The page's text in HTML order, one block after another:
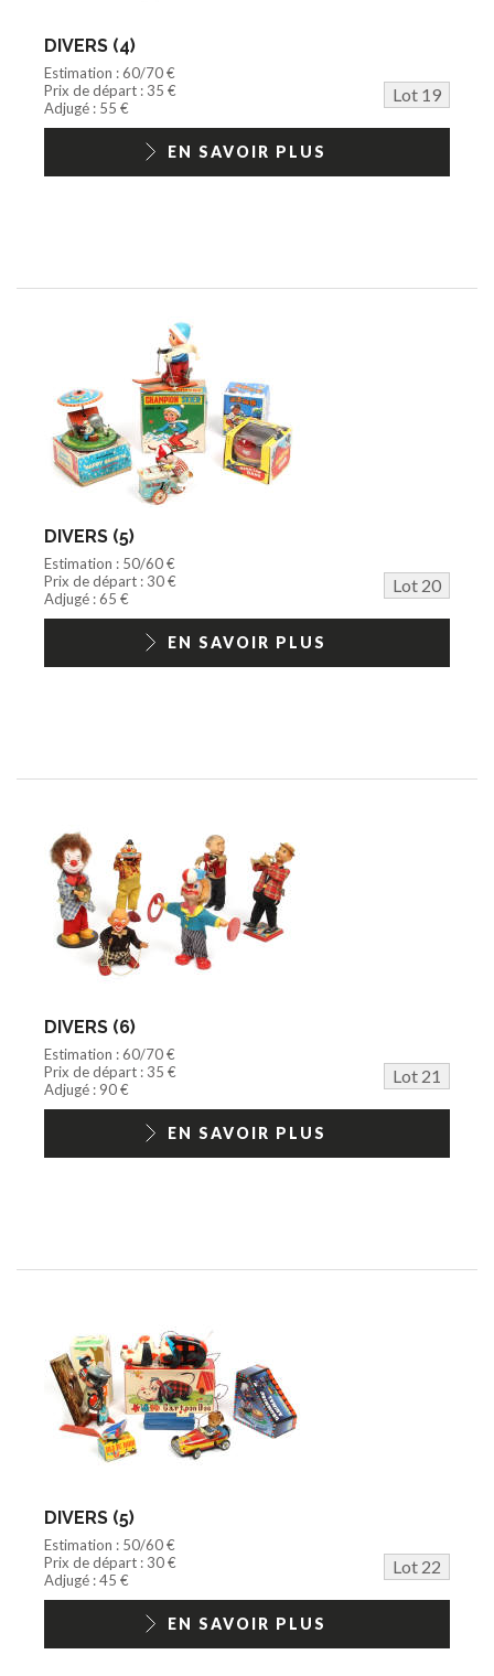
DIVERS (4)
Estimation : 60/70 €
Prix de départ : 35 €
Lot 19
Adjugé : 55 €
EN SAVOIR PLUS
DIVERS (5)
Estimation : 50/60 €
Prix de départ : 30 €
Lot 20
Adjugé : 65 €
EN SAVOIR PLUS
DIVERS (6)
Estimation : 60/70 €
Prix de départ : 35 €
Lot 21
Adjugé : 90 €
EN SAVOIR PLUS
DIVERS (5)
Estimation : 50/60 €
Prix de départ : 30 €
Lot 22
Adjugé : 45 €
EN SAVOIR PLUS